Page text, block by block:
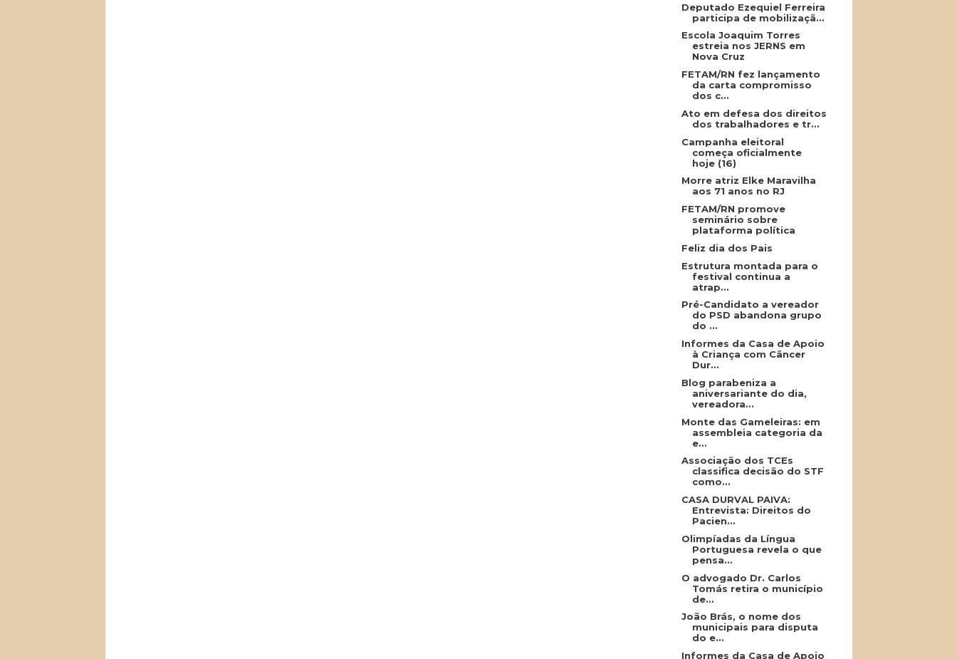
Deputado Ezequiel Ferreira
participa de mobilizaçã...
Escola Joaquim Torres
estreia nos JERNS em
Nova Cruz
FETAM/RN fez lançamento
da carta compromisso
dos c...
Ato em defesa dos direitos
dos trabalhadores e tr...
Campanha eleitoral
começa oficialmente
hoje (16)
Morre atriz Elke Maravilha
aos 71 anos no RJ
FETAM/RN promove
seminário sobre
plataforma política
Feliz dia dos Pais
Estrutura montada para o
festival continua a
atrap...
Pré-Candidato a vereador
do PSD abandona grupo
do ...
Informes da Casa de Apoio
à Criança com Câncer
Dur...
Blog parabeniza a
aniversariante do dia,
vereadora...
Monte das Gameleiras: em
assembleia categoria da
e...
Associação dos TCEs
classifica decisão do STF
como...
CASA DURVAL PAIVA:
Entrevista: Direitos do
Pacien...
Olimpíadas da Língua
Portuguesa revela o que
pensa...
O advogado Dr. Carlos
Tomás retira o município
de...
João Brás, o nome dos
municipais para disputa
do e...
Informes da Casa de Apoio